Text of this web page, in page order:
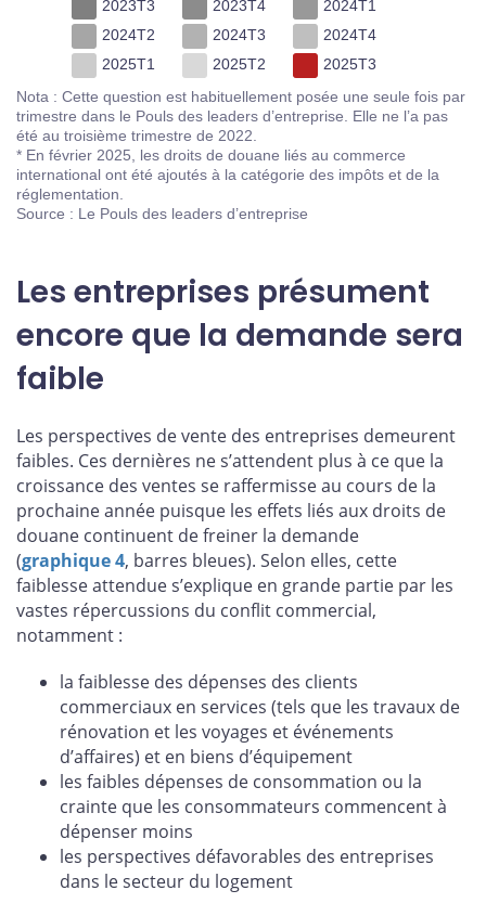
2023T3
2023T4
2024T1
2024T2
2024T3
2024T4
2025T1
2025T2 2025T3
Nota : Cette question est habituellement posée une seule fois par
trimestre dans le Pouls des leaders d’entreprise. Elle ne l’a pas
été au troisième trimestre de 2022.
* En février 2025, les droits de douane liés au commerce
international ont été ajoutés à la catégorie des impôts et de la
réglementation.
Source : Le Pouls des leaders d’entreprise
Les entreprises présument
encore que la demande sera
faible
Les perspectives de vente des entreprises demeurent
faibles. Ces dernières ne s’attendent plus à ce que la
croissance des ventes se raffermisse au cours de la
prochaine année puisque les effets liés aux droits de
douane continuent de freiner la demande
(graphique 4, barres bleues). Selon elles, cette
faiblesse attendue s’explique en grande partie par les
vastes répercussions du conflit commercial,
notamment :
la faiblesse des dépenses des clients
commerciaux en services (tels que les travaux de
rénovation et les voyages et événements
d’affaires) et en biens d’équipement
les faibles dépenses de consommation ou la
crainte que les consommateurs commencent à
dépenser moins
les perspectives défavorables des entreprises
dans le secteur du logement